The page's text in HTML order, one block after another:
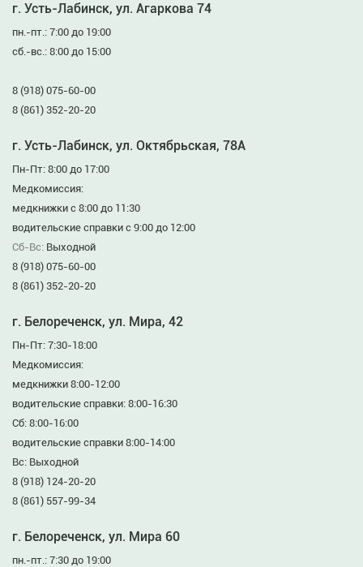
г. Усть-Лабинск, ул. Агаркова 74
пн.-пт.: 7:00 до 19:00
сб.-вс.: 8:00 до 15:00
8 (918) 075-60-00
8 (861) 352-20-20
г. Усть-Лабинск, ул. Октябрьская, 78А
Пн-Пт: 8:00 до 17:00
Медкомиссия:
медкнижки с 8:00 до 11:30
водительские справки с 9:00 до 12:00
Сб-Вс: Выходной
8 (918) 075-60-00
8 (861) 352-20-20
г. Белореченск, ул. Мира, 42
Пн-Пт: 7:30-18:00
Медкомиссия:
медкнижки 8:00-12:00
водительские справки: 8:00-16:30
Сб: 8:00-16:00
водительские справки 8:00-14:00
Вс: Выходной
8 (918) 124-20-20
8 (861) 557-99-34
г. Белореченск, ул. Мира 60
пн.-пт.: 7:30 до 19:00